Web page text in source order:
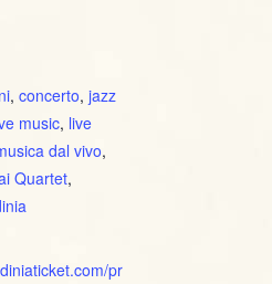
, concerto, jazz
music, live
dal vivo,
Quartet,
pr